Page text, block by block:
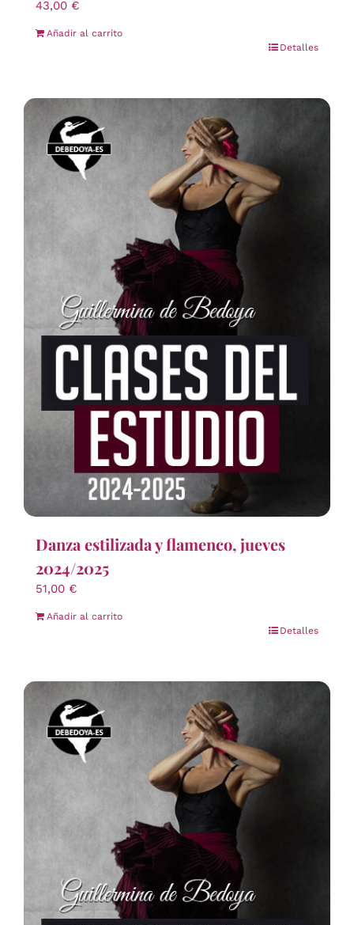
43,00 €
Añadir al carrito
Detalles
Danza estilizada y flamenco, jueves
2024/2025
51,00 €
Añadir al carrito
Detalles